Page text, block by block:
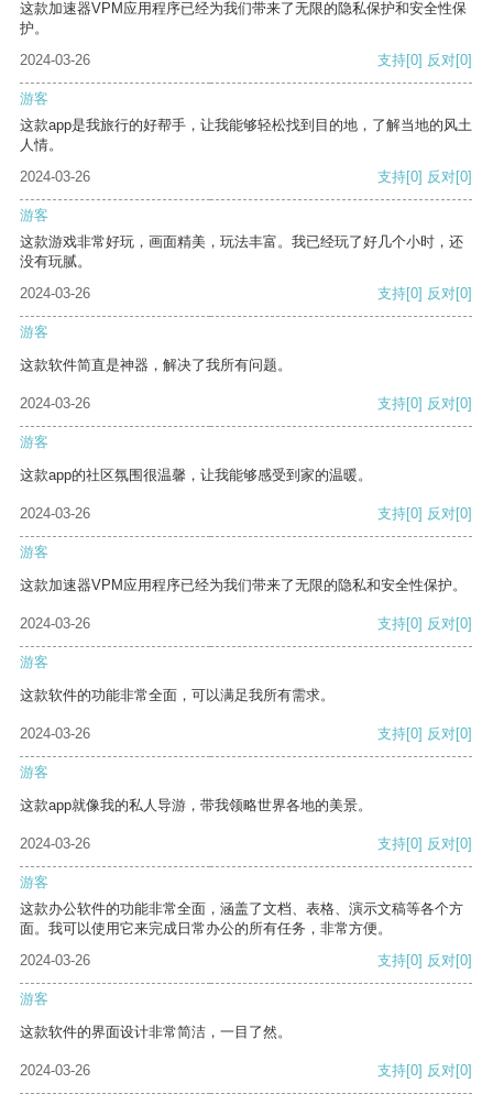
这款加速器VPM应用程序已经为我们带来了无限的隐私保护和安全性保
护。
2024-03-26
支持[0] 反对[0]
游客
这款app是我旅行的好帮手，让我能够轻松找到目的地，了解当地的风土
人情。
2024-03-26
支持[0] 反对[0]
游客
这款游戏非常好玩，画面精美，玩法丰富。我已经玩了好几个小时，还
没有玩腻。
2024-03-26
支持[0] 反对[0]
游客
这款软件简直是神器，解决了我所有问题。
2024-03-26 支持[0] 反对[0]
游客
这款app的社区氛围很温馨，让我能够感受到家的温暖。
2024-03-26 支持[0] 反对[0]
游客
这款加速器VPM应用程序已经为我们带来了无限的隐私和安全性保护。
2024-03-26 支持[0] 反对[0]
游客
这款软件的功能非常全面，可以满足我所有需求。
2024-03-26 支持[0] 反对[0]
游客
这款app就像我的私人导游，带我领略世界各地的美景。
2024-03-26 支持[0] 反对[0]
游客
这款办公软件的功能非常全面，涵盖了文档、表格、演示文稿等各个方
面。我可以使用它来完成日常办公的所有任务，非常方便。
2024-03-26
支持[0] 反对[0]
游客
这款软件的界面设计非常简洁，一目了然。
2024-03-26 支持[0] 反对[0]